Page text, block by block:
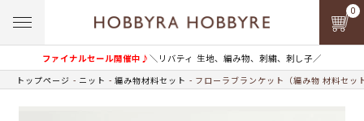
ファイナルセール開催中♪＼リバティ 生地、編み物、刺繍、刺し子／
0
トップページ ニット 編み物材料セット フローラブランケット（編み物 材料セッ